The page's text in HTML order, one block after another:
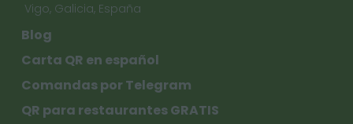
Vigo, Galicia, España
Blog
Carta QR en español
Comandas por Telegram
QR para restaurantes GRATIS